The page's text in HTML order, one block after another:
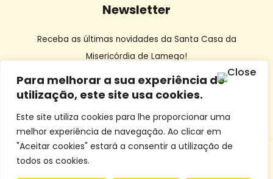
Para melhorar a sua experiência de
utilização, este site usa cookies.
Este site utiliza cookies para lhe proporcionar uma
melhor experiência de navegação. Ao clicar em
"Aceitar cookies" estará a consentir a utilização de
todos os cookies.
Newsletter
Receba as últimas novidades da Santa Casa da
Misericórdia de Lamego!
© SCMLamego | Desenvolvido por